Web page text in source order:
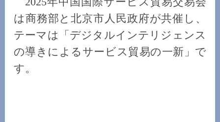
は商務部と北京市人民政府が共催し、
テーマは「デジタルインテリジェンス
の導きによるサービス貿易の一新」で
す。